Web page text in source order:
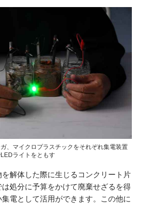
、マイクロプラスチックをそれぞれ集電装置
ライトをともす
を解体した際に生じるコンクリート片
処分に予算をかけて廃棄せざるを得
電として活用ができます。この他に